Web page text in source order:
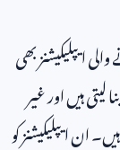
ایپلیکیشنز بھی
لیتی ہیں اور غیر
ان ایپلیکیشنز کو